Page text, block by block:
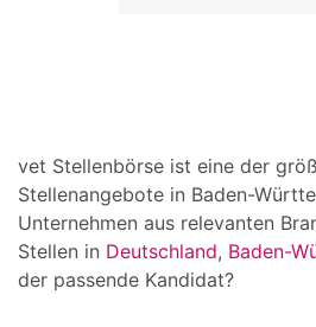
vet Stellenbörse ist eine der
Stellenangebote in Baden-
Unternehmen aus relevanten
Stellen in Deutschland, Baden-
der passende Kandidat?